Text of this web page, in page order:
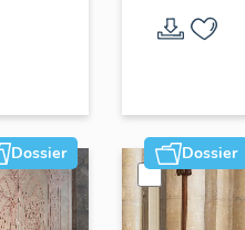
Dossier Dossier